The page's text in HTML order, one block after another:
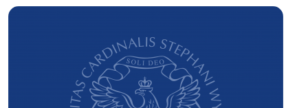
Decyzję Dziekana WPiA UKSW o terminach...